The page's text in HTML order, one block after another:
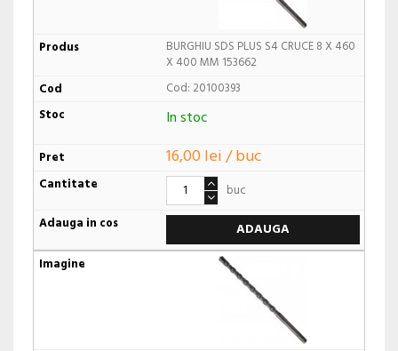
BURGHIU SDS PLUS S4 CRUCE 8 X 460
X 400 MM 153662
Cod: 20100393
In stoc
16,00 lei / buc
buc
ADAUGA